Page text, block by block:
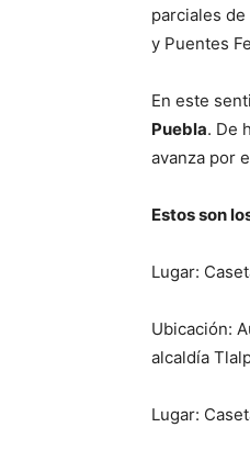
parciales
y Puentes
En este
Puebla. De
avanza por
Estos son
Lugar:
Ubicación:
alcaldía
Lugar: